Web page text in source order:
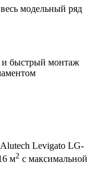
модельный ряд
быстрый монтаж
Levigato LG-
м2 с максимальной